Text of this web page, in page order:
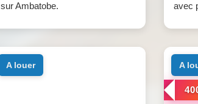
sur Ambatobe.
avec
a louer a